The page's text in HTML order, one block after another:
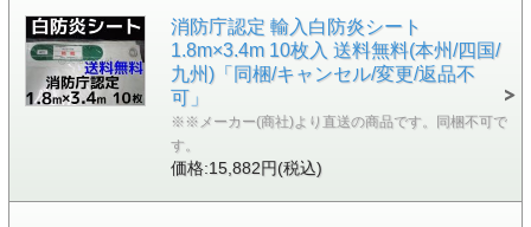
消防庁認定 輸入白防炎シート
1.8m×3.4m 10枚入 送料無料(本州/四国/
九州)「同梱/キャンセル/変更/返品不
可」
※※メーカー(商社)より直送の商品です。同梱不可で
す。
価格:15,882円(税込)